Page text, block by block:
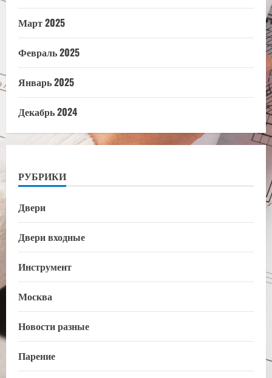
Март 2025
Февраль 2025
Январь 2025
Декабрь 2024
РУБРИКИ
Двери
Двери входные
Инструмент
Москва
Новости разные
Парение